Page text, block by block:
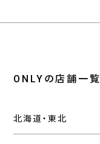
ONLYの店舗一覧
北海道・東北